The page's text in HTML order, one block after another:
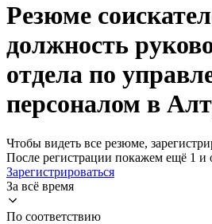
Резюме
должность
отдела по
персоналом в
Чтобы видеть все резюме,
После регистрации покажем ещё 1 и
Зарегистрироваться
За всё время
По соответствию